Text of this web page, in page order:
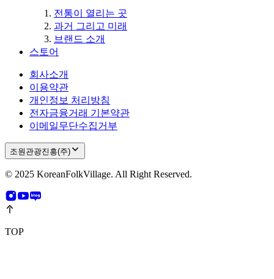
전통이 열리는 곳
과거 그리고 미래
브랜드 소개
스토어
회사소개
이용약관
개인정보 처리방침
전자금융거래 기본약관
이메일무단수집거부
조원관광진흥(주)
© 2025 KoreanFolkVillage. All Right Reserved.
TOP